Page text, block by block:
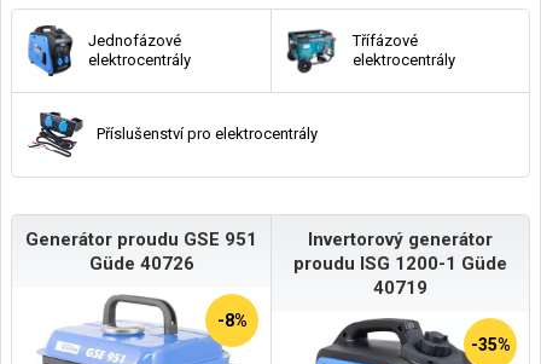
Jednofázové
elektrocentrály
Třífázové
elektrocentrály
Příslušenství pro elektrocentrály
Generátor proudu GSE 951
Güde 40726
-8%
Invertorový generátor
proudu ISG 1200-1 Güde
40719
-35%